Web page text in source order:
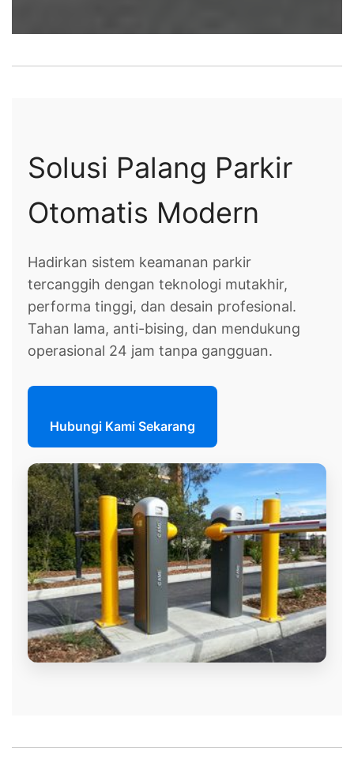
Solusi Palang Parkir
Otomatis Modern
Hadirkan sistem keamanan parkir
tercanggih dengan teknologi mutakhir,
performa tinggi, dan desain profesional.
Tahan lama, anti-bising, dan mendukung
operasional 24 jam tanpa gangguan.
Hubungi Kami Sekarang